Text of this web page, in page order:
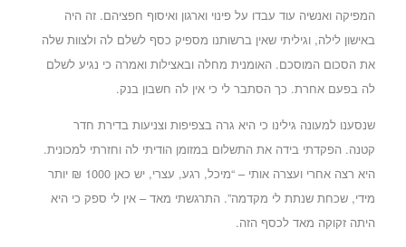
המפיקה ואנשיה עוד עבדו על פינוי וארגון ואיסוף חפציהם. זה היה
באישון לילה, וגיליתי שאין ברשותנו מספיק כסף לשלם לה ולצוות שלה
את הסכום המוסכם. האומנית מחלה ובאצילות ואמרה כי נגיע לשלם
לה בפעם אחרת. כך הסתבר לי כי אין לה חשבון בנק.
שנסענו למעונה גילינו כי היא גרה בצפיפות וצניעות בדירת חדר
קטנה. הפקדתי בידה את התשלום במזומן הודיתי לה וחזרתי למכונית.
היא רצה אחרי ועצרה אותי – “מיכל, רגע, עצרי, יש כאן 1000 ₪ יותר
מידי, שכחת שנתת לי מקדמה”. התרגשתי מאד – אין לי ספק כי היא
היתה זקוקה מאד לכסף הזה.